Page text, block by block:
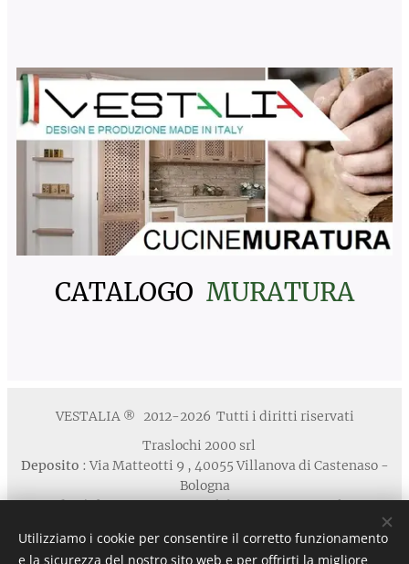
CATALOGO MURATURA
VESTALIA ®
2012-2026 Tutti i diritti riservati
Traslochi 2000 srl
Deposito : Via Matteotti 9 , 40055 Villanova di Castenaso -
Bologna
Studio / Show Room: via Calabria 1A , 40139 Bologna
@vestaliamobili.com
Utilizziamo i cookie per consentire il corretto funzionamento
e la sicurezza del nostro sito web e per offrirti la migliore